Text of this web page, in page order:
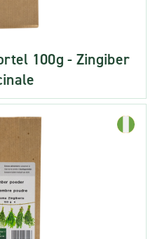
100g - Zingiber